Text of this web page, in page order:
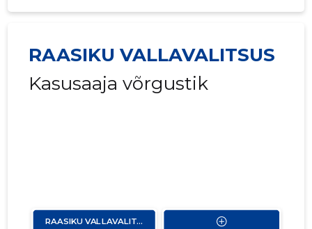
RAASIKU VALLAVALITSUS
Kasusaaja võrgustik